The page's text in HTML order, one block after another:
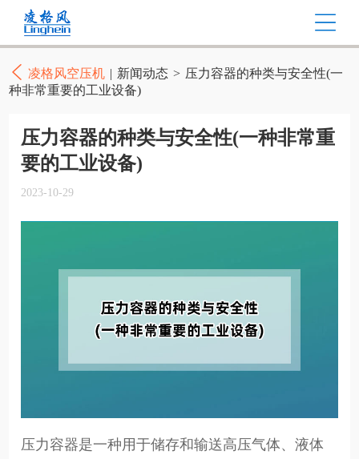
凌格风空压机 | 新闻动态 > 压力容器的种类与安全性(一
种非常重要的工业设备)
压力容器的种类与安全性(一种非常重
要的工业设备)
2023-10-29
压力容器是一种用于储存和输送高压气体、液体